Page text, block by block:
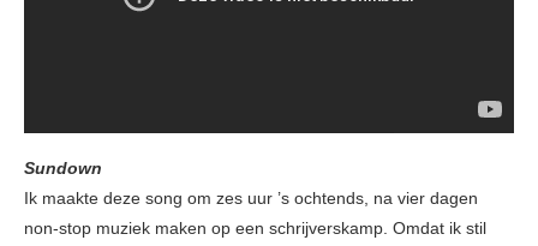
Sundown
Ik maakte deze song om zes uur ’s ochtends, na vier dagen
non-stop muziek maken op een schrijverskamp. Omdat ik stil